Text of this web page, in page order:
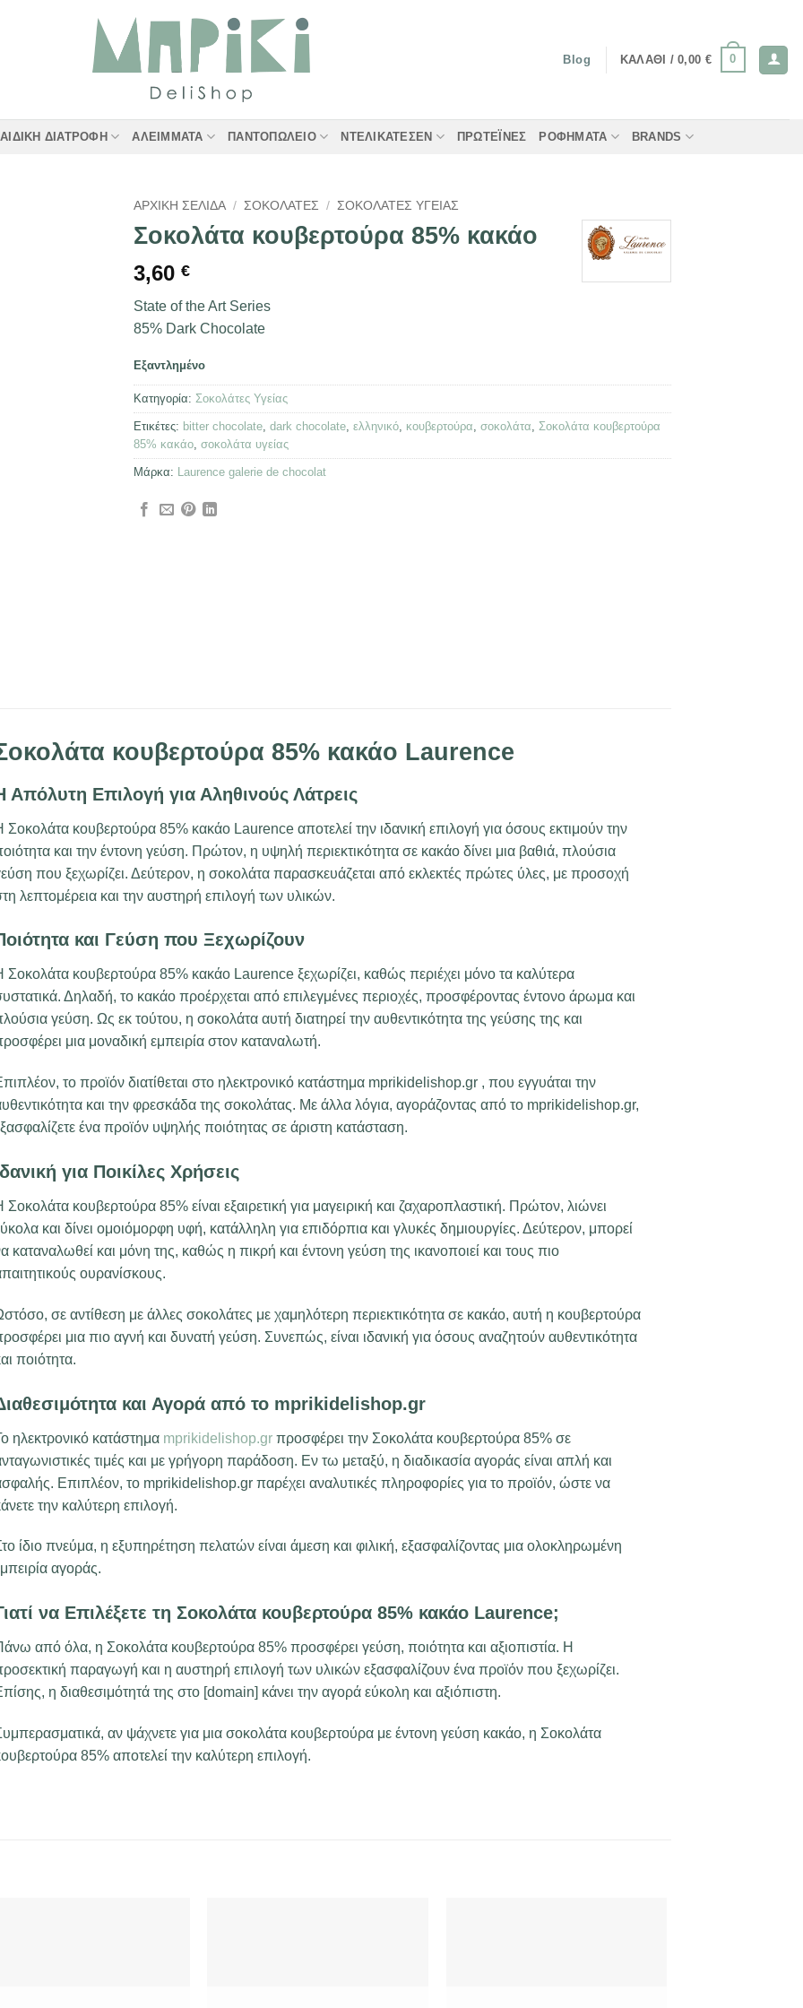
Blog ΚΑΛΆΘΙ /0,00 € 0
ΔΙΑΤΡΟΦΉ ΑΛΕΊΜΜΑΤΑ ΠΑΝΤΟΠΩΛΕΊΟ ΝΤΕΛΙΚΑΤΈΣΕΝ ΠΡΩΤΕΪ́ΝΕΣ ΡΟΦΉΜΑΤΑ BRANDS
ΑΡΧΙΚΉ ΣΕΛΊΔΑ / ΣΟΚΟΛΆΤΕΣ / ΣΟΚΟΛΆΤΕΣ ΥΓΕΊΑΣ
Σοκολάτα κουβερτούρα 85% κακάο
3,60 €
State of the Art Series
85% Dark Chocolate
Εξαντλημένο
Κατηγορία: Σοκολάτες Υγείας
Ετικέτες: bitter chocolate dark chocolate ελληνικό κουβερτούρα σοκολάτα
Σοκολάτα κουβερτούρα
85% κακάο σοκολάτα υγείας
Μάρκα: Laurence galerie de chocolat
κουβερτούρα 85% κακάο Laurence
Απόλυτη Επιλογή για Αληθινούς Λάτρεις
Σοκολάτα κουβερτούρα 85% κακάο Laurence αποτελεί την ιδανική επιλογή για όσους εκτιμούν την
και την έντονη γεύση. Πρώτον, η υψηλή περιεκτικότητα σε κακάο δίνει μια βαθιά, πλούσια
που ξεχωρίζει. Δεύτερον, η σοκολάτα παρασκευάζεται από εκλεκτές πρώτες ύλες, με προσοχή
λεπτομέρεια και την αυστηρή επιλογή των υλικών.
και Γεύση που Ξεχωρίζουν
Σοκολάτα κουβερτούρα 85% κακάο Laurence ξεχωρίζει, καθώς περιέχει μόνο τα καλύτερα
Δηλαδή, το κακάο προέρχεται από επιλεγμένες περιοχές, προσφέροντας έντονο άρωμα και
γεύση. Ως εκ τούτου, η σοκολάτα αυτή διατηρεί την αυθεντικότητα της γεύσης της και
μια μοναδική εμπειρία στον καταναλωτή.
το προϊόν διατίθεται στο ηλεκτρονικό κατάστημα mprikidelishop.gr , που εγγυάται την
και την φρεσκάδα της σοκολάτας. Με άλλα λόγια, αγοράζοντας από το mprikidelishop.gr,
ένα προϊόν υψηλής ποιότητας σε άριστη κατάσταση.
για Ποικίλες Χρήσεις
Σοκολάτα κουβερτούρα 85% είναι εξαιρετική για μαγειρική και ζαχαροπλαστική. Πρώτον, λιώνει
και δίνει ομοιόμορφη υφή, κατάλληλη για επιδόρπια και γλυκές δημιουργίες. Δεύτερον, μπορεί
καταναλωθεί και μόνη της, καθώς η πικρή και έντονη γεύση της ικανοποιεί και τους πιο
ουρανίσκους.
σε αντίθεση με άλλες σοκολάτες με χαμηλότερη περιεκτικότητα σε κακάο, αυτή η κουβερτούρα
μια πιο αγνή και δυνατή γεύση. Συνεπώς, είναι ιδανική για όσους αναζητούν αυθεντικότητα
ποιότητα.
και Αγορά από το mprikidelishop.gr
ηλεκτρονικό κατάστημα mprikidelishop.grπροσφέρει την Σοκολάτα κουβερτούρα 85% σε
τιμές και με γρήγορη παράδοση. Εν τω μεταξύ, η διαδικασία αγοράς είναι απλή και
Επιπλέον, το mprikidelishop.gr παρέχει αναλυτικές πληροφορίες για το προϊόν, ώστε να
την καλύτερη επιλογή.
ίδιο πνεύμα, η εξυπηρέτηση πελατών είναι άμεση και φιλική, εξασφαλίζοντας μια ολοκληρωμένη
αγοράς.
να Επιλέξετε τη Σοκολάτα κουβερτούρα 85% κακάο Laurence;
από όλα, η Σοκολάτα κουβερτούρα 85% προσφέρει γεύση, ποιότητα και αξιοπιστία. Η
παραγωγή και η αυστηρή επιλογή των υλικών εξασφαλίζουν ένα προϊόν που ξεχωρίζει.
η διαθεσιμότητά της στο [domain] κάνει την αγορά εύκολη και αξιόπιστη.
αν ψάχνετε για μια σοκολάτα κουβερτούρα με έντονη γεύση κακάο, η Σοκολάτα
85% αποτελεί την καλύτερη επιλογή.